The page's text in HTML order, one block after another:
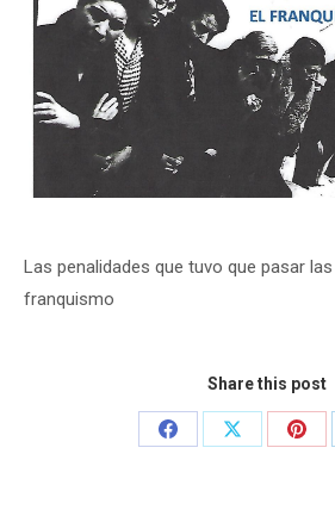
Las penalidades que tuvo que pasar
franquismo
Share this post
Share
Share